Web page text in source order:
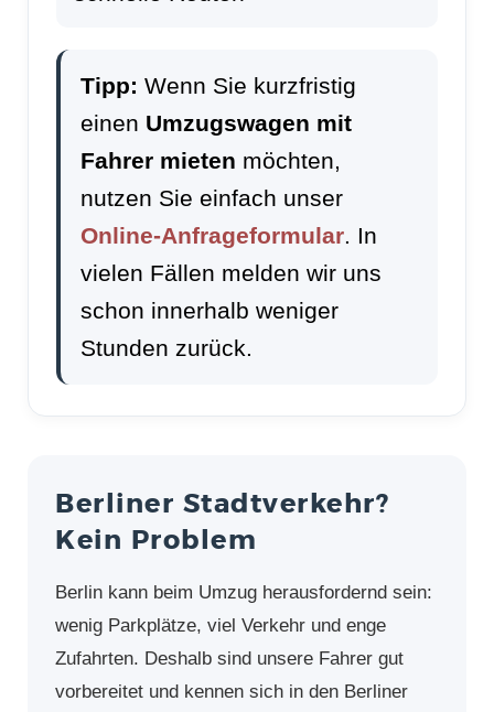
Tipp: Wenn Sie kurzfristig
einen Umzugswagen mit
Fahrer mieten möchten,
nutzen Sie einfach unser
Online-Anfrageformular. In
vielen Fällen melden wir uns
schon innerhalb weniger
Stunden zurück.
Berliner Stadtverkehr?
Kein Problem
Berlin kann beim Umzug herausfordernd sein:
wenig Parkplätze, viel Verkehr und enge
Zufahrten. Deshalb sind unsere Fahrer gut
vorbereitet und kennen sich in den Berliner